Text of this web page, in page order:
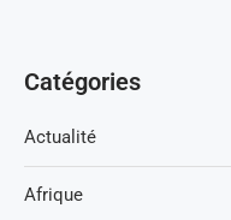
Catégories
Actualité
Afrique